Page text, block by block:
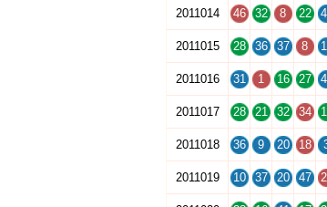
2011014 46 32 8 22
2011015 28 36 37 8
2011016 31 1 16 27
2011017 28 21 32 34
2011018 36 9 20 18
2011019 10 37 20 47